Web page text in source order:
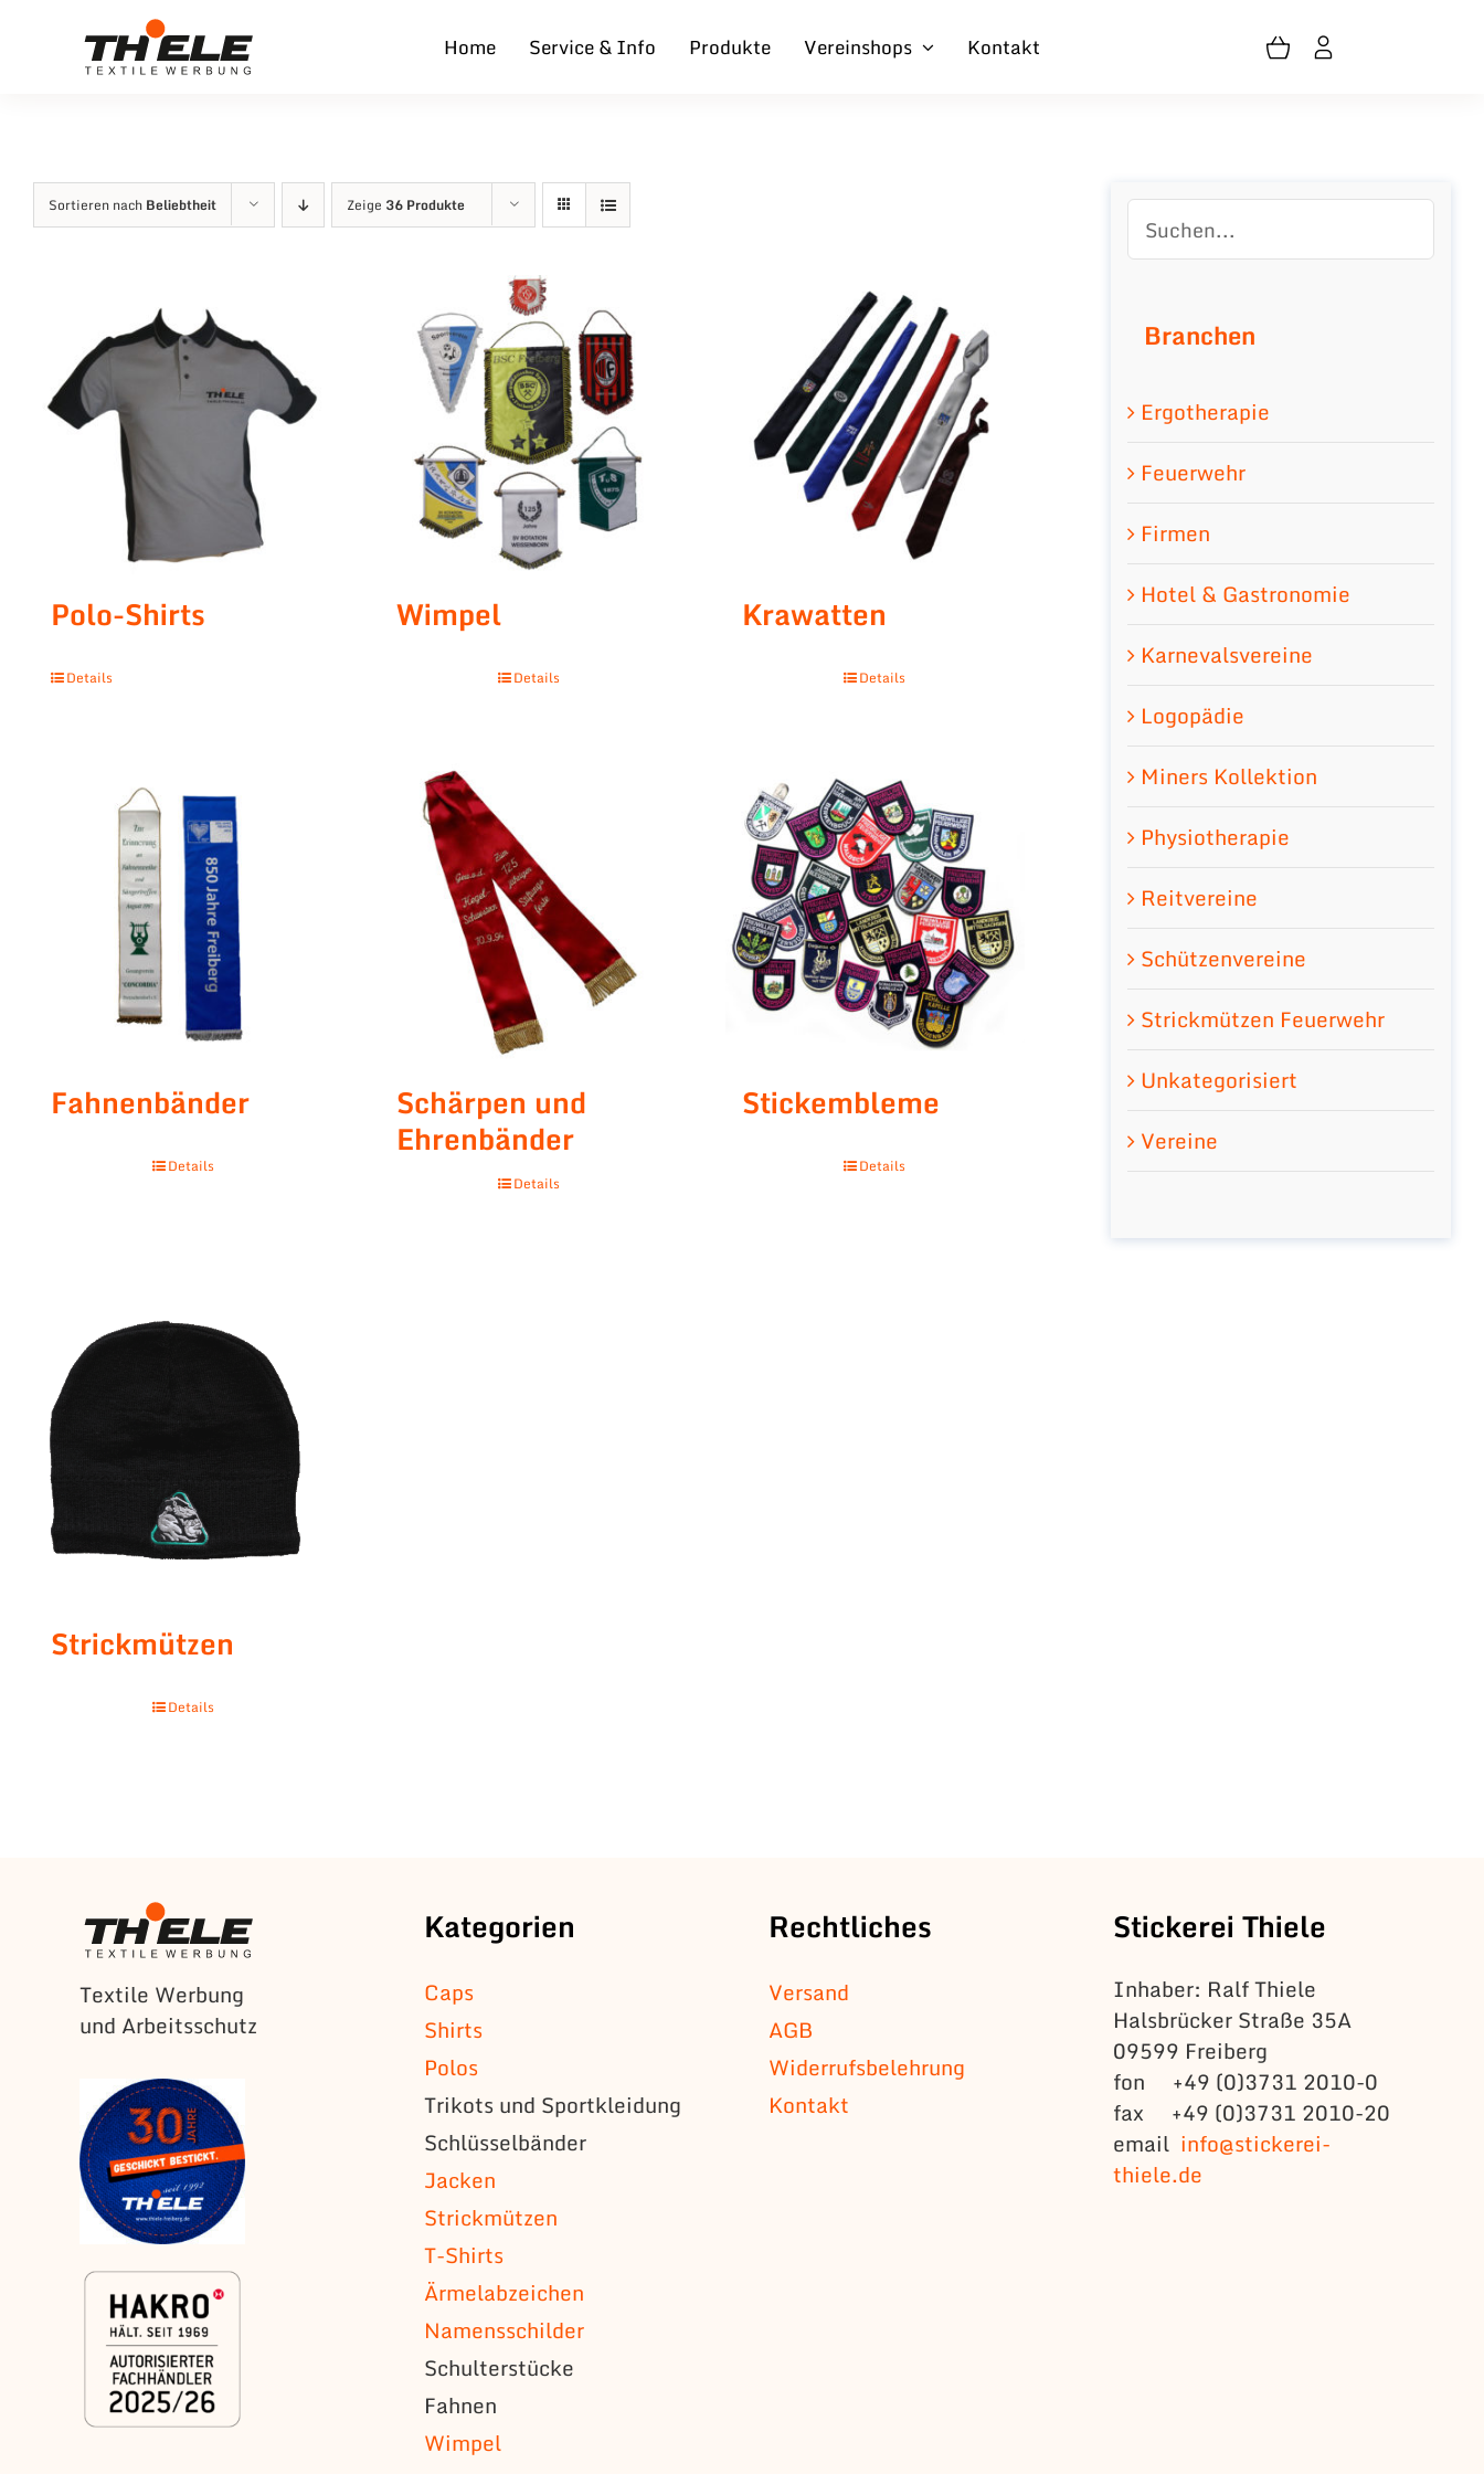
Home Service & Info Produkte Vereinshops Kontakt
Sortieren nach Beliebtheit Zeige 36 Produkte
Polo-Shirts
Details
Wimpel
Details
Krawatten
Details
Fahnenbänder
Details
Schärpen und
Ehrenbänder
Details
Stickembleme
Details
Strickmützen
Details
Branchen
Ergotherapie
Feuerwehr
Firmen
Hotel & Gastronomie
Karnevalsvereine
Logopädie
Miners Kollektion
Physiotherapie
Reitvereine
Schützenvereine
Strickmützen Feuerwehr
Unkategorisiert
Vereine
Textile Werbung
und Arbeitsschutz
Kategorien
Caps
Shirts
Polos
Trikots und Sportkleidung
Schlüsselbänder
Jacken
Strickmützen
T-Shirts
Ärmelabzeichen
Namensschilder
Schulterstücke
Fahnen
Wimpel
Rechtliches
Versand
AGB
Widerrufsbelehrung
Kontakt
Stickerei Thiele
Inhaber: Ralf Thiele
Halsbrücker Straße 35A
09599 Freiberg
fon +49 (0)3731 2010-0
fax +49 (0)3731 2010-20
email info@stickerei-
thiele.de